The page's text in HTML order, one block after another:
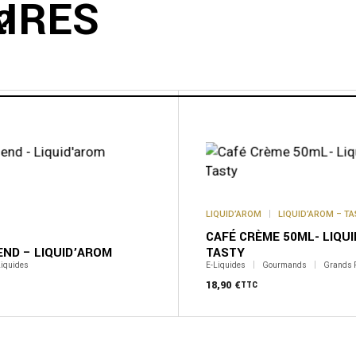
– LIQUID’AROM
LIQUID’AROM LIQUID’AROM –
CAFÉ CRÈME 50ML-
TASTY
E-Liquides Gourmands Grands
18,90 €TTC